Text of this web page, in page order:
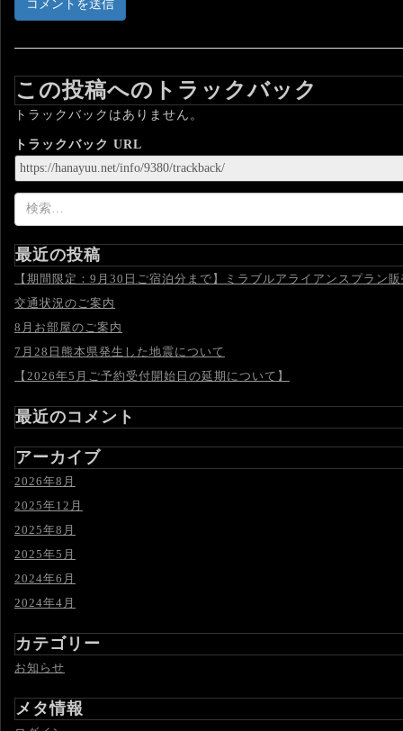
この投稿へのトラックバック
トラックバックはありません。
トラックバック URL
索:
最近の投稿
【期間限定：9月30日ご宿泊分まで】ミラブルアライアンスプラン
交通状況のご案内
8月お部屋のご案内
7月28日熊本県発生した地震について
【2026年5月ご予約受付開始日の延期について】
最近のコメント
アーカイブ
2026年8月
2025年12月
2025年8月
2025年5月
2024年6月
2024年4月
カテゴリー
お知らせ
メタ情報